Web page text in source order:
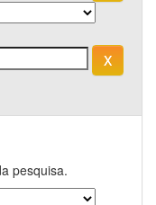
pesquisa.